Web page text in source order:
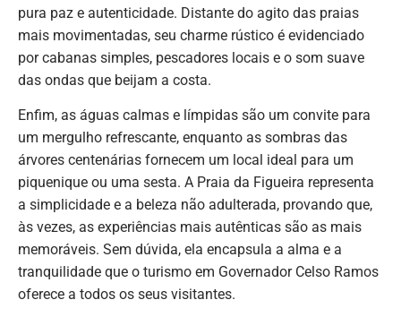
pura paz e autenticidade. Distante do agito das praias
mais movimentadas, seu charme rústico é evidenciado
por cabanas simples, pescadores locais e o som suave
das ondas que beijam a costa.
Enfim, as águas calmas e límpidas são um convite para
um mergulho refrescante, enquanto as sombras das
árvores centenárias fornecem um local ideal para um
piquenique ou uma sesta. A Praia da Figueira representa
a simplicidade e a beleza não adulterada, provando que,
às vezes, as experiências mais autênticas são as mais
memoráveis. Sem dúvida, ela encapsula a alma e a
tranquilidade que o turismo em Governador Celso Ramos
oferece a todos os seus visitantes.